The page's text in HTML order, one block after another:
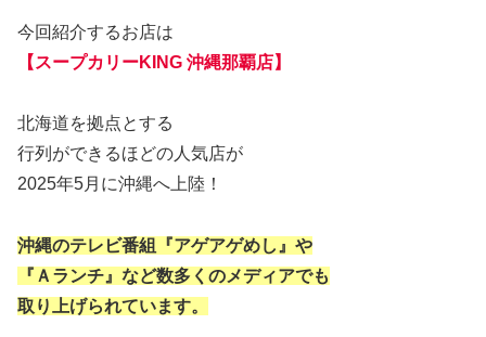
今回紹介するお店は
【スープカリーKING 沖縄那覇店】
北海道を拠点とする
行列ができるほどの人気店が
2025年5月に沖縄へ上陸！
沖縄のテレビ番組『アゲアゲめし』や
『Ａランチ』など数多くのメディアでも
取り上げられています。